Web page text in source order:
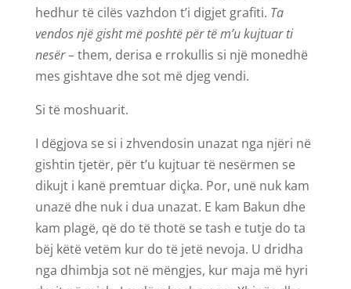
hedhur të cilës vazhdon t’i digjet grafiti. Ta
vendos një gisht më poshtë për të m’u kujtuar ti
nesër– them, derisa e rrokullis si një monedhë
mes gishtave dhe sot më djeg vendi.
Si të moshuarit.
I dëgjova se si i zhvendosin unazat nga njëri në
gishtin tjetër, për t’u kujtuar të nesërmen se
dikujt i kanë premtuar diçka. Por, unë nuk kam
unazë dhe nuk i dua unazat. E kam Bakun dhe
kam plagë, që do të thotë se tash e tutje do ta
bëj këtë vetëm kur do të jetë nevoja. U dridha
nga dhimbja sot në mëngjes, kur maja më hyri